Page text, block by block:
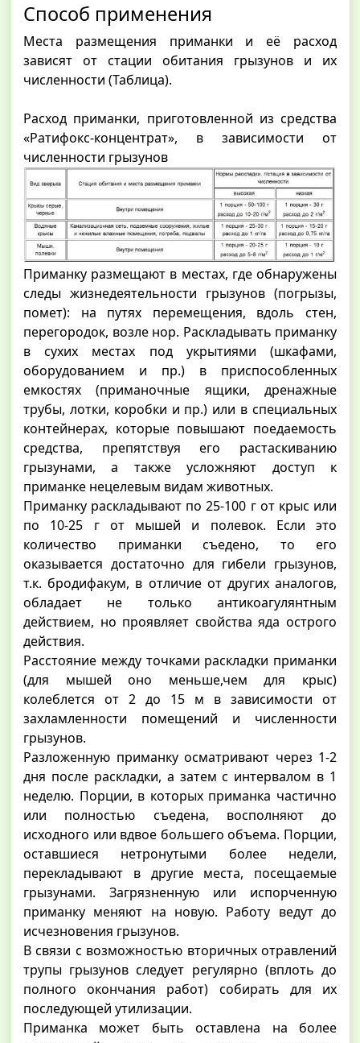
Способ применения
Места размещения приманки и её расход
зависят от стации обитания грызунов и их
численности (Таблица).
Расход приманки, приготовленной из средства
«Ратифокс-концентрат», в зависимости от
численности грызунов
Приманку размещают в местах, где обнаружены
следы жизнедеятельности грызунов (погрызы,
помет): на путях перемещения, вдоль стен,
перегородок, возле нор. Раскладывать приманку
в сухих местах под укрытиями (шкафами,
оборудованием и пр.) в приспособленных
емкостях (приманочные ящики, дренажные
трубы, лотки, коробки и пр.) или в специальных
контейнерах, которые повышают поедаемость
средства, препятствуя его растаскиванию
грызунами, а также усложняют доступ к
приманке нецелевым видам животных.
Приманку раскладывают по 25-100 г от крыс или
по 10-25 г от мышей и полевок. Если это
количество приманки съедено, то его
оказывается достаточно для гибели грызунов,
т.к. бродифакум, в отличие от других аналогов,
обладает не только антикоагулянтным
действием, но проявляет свойства яда острого
действия.
Расстояние между точками раскладки приманки
(для мышей оно меньше,чем для крыс)
колеблется от 2 до 15 м в зависимости от
захламленности помещений и численности
грызунов.
Разложенную приманку осматривают через 1-2
дня после раскладки, а затем с интервалом в 1
неделю. Порции, в которых приманка частично
или полностью съедена, восполняют до
исходного или вдвое большего объема. Порции,
оставшиеся нетронутыми более недели,
перекладывают в другие места, посещаемые
грызунами. Загрязненную или испорченную
приманку меняют на новую. Работу ведут до
исчезновения грызунов.
В связи с возможностью вторичных отравлений
трупы грызунов следует регулярно (вплоть до
полного окончания работ) собирать для их
последующей утилизации.
Приманка может быть оставлена на более